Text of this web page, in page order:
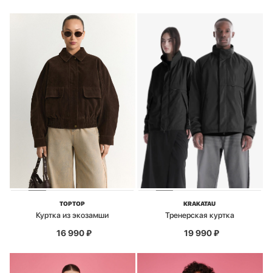
TOPTOP
Куртка из экозамши
16 990₽
KRAKATAU
Тренерская куртка
19 990₽